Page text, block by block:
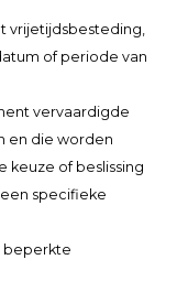
vrijetijdsbesteding,
of periode van
vervaardigde
en die worden
keuze of beslissing
specifieke
beperkte